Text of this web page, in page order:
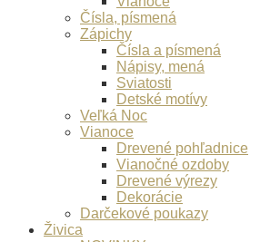
Čísla, písmená
Zápichy
Čísla a písmená
Nápisy, mená
Sviatosti
Detské motívy
Veľká Noc
Vianoce
Drevené pohľadnice
Vianočné ozdoby
Drevené výrezy
Dekorácie
Darčekové poukazy
Živica